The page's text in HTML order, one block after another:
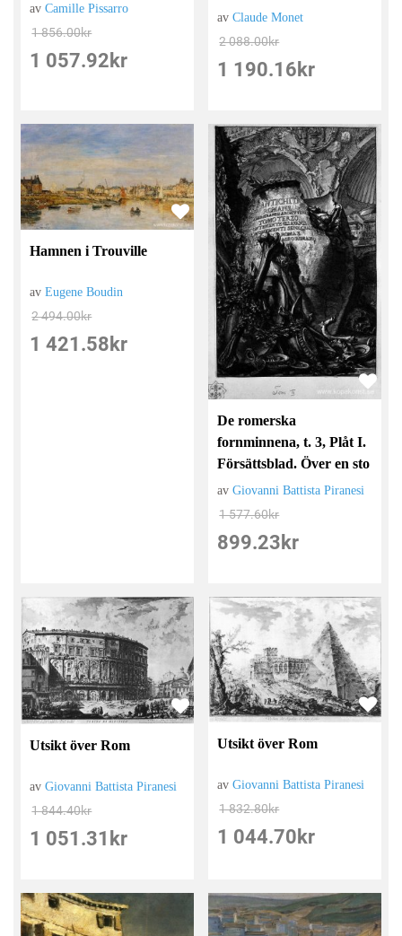
avCamille Pissarro
1 856.00kr
1 057.92 kr
avClaude Monet
2 088.00kr
1 190.16 kr
Hamnen i Trouville
avEugene Boudin
2 494.00kr
1 421.58 kr
De romerska
fornminnena, t. 3, Plåt I.
Försättsblad. Över en sto
avGiovanni Battista Piranesi
1 577.60kr
899.23 kr
Utsikt över Rom
avGiovanni Battista Piranesi
1 844.40kr
1 051.31 kr
Utsikt över Rom
avGiovanni Battista Piranesi
1 832.80kr
1 044.70 kr